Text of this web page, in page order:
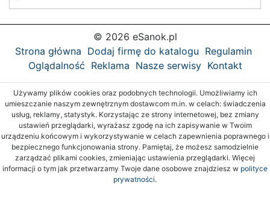
© 2026 eSanok.pl
Strona główna Dodaj firmę do katalogu Regulamin
Oglądalność Reklama Nasze serwisy Kontakt
Używamy plików cookies oraz podobnych technologii. Umożliwiamy ich
umieszczanie naszym zewnętrznym dostawcom m.in. w celach: świadczenia
usług, reklamy, statystyk. Korzystając ze strony internetowej, bez zmiany
ustawień przeglądarki, wyrażasz zgodę na ich zapisywanie w Twoim
urządzeniu końcowym i wykorzystywanie w celach zapewnienia poprawnego i
bezpiecznego funkcjonowania strony. Pamiętaj, że możesz samodzielnie
zarządzać plikami cookies, zmieniając ustawienia przeglądarki. Więcej
informacji o tym jak przetwarzamy Twoje dane osobowe znajdziesz w polityce
prywatności.